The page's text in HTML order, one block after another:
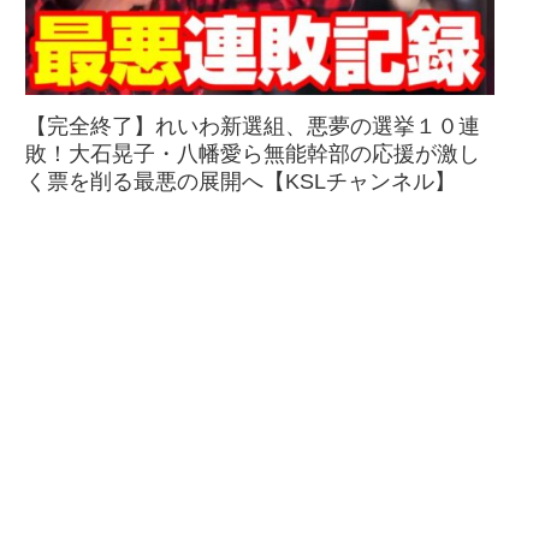
【完全終了】れいわ新選組、悪夢の選挙１０連
敗！大石晃子・八幡愛ら無能幹部の応援が激し
く票を削る最悪の展開へ【KSLチャンネル】